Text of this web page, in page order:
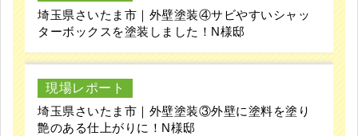
埼玉県さいたま市｜外壁塗装④サビやすいシャッ
ターボックスを塗装しました！N様邸
現場レポート
埼玉県さいたま市｜外壁塗装③外壁に塗料を塗り
艶のある仕上がりに！N様邸